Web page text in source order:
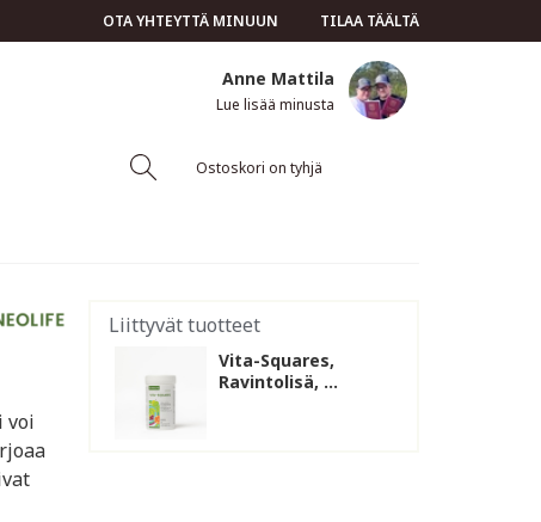
TILAA TÄÄLTÄ
OTA YHTEYTTÄ MINUUN
Anne Mattila
Lue lisää minusta
Ostoskori on tyhjä
voi
Liittyvät tuotteet
Vita-Squares,
Ravintolisä, ...